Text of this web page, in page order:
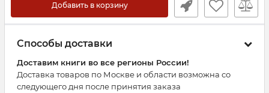
Добавить в корзину
Способы доставки
Доставим книги во все регионы России!
Доставка товаров по Москве и области возможна со
следующего дня после принятия заказа